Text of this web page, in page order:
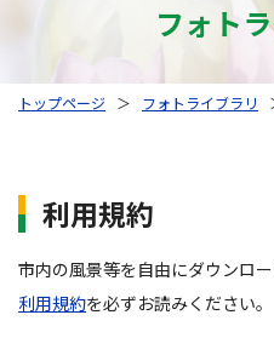
フォト
トップページ ＞ フォトライブラリ
利用規約
市内の風景等を自由にダウンロ
利用規約を必ずお読みください。